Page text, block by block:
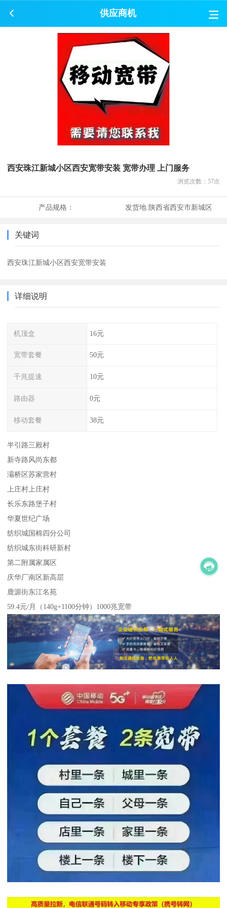
供应商机
西安珠江新城小区西安宽带安装 宽带办理 上门服务
浏览次数： 57次
产品规格： 发货地:陕西省西安市新城区
关键词
西安珠江新城小区西安宽带安装
详细说明
机顶盒 16元
宽带套餐 50元
千兆提速 10元
路由器 0元
移动套餐 38元
半引路三殿村
新寺路风尚东都
灞桥区苏家营村
上庄村上庄村
长乐东路堡子村
华夏世纪广场
纺织城国棉四分公司
纺织城东街科研新村
第二附属家属区
庆华厂南区新高层
鹿源街东江名苑
59.4元/月（140g+1100分钟）1000兆宽带